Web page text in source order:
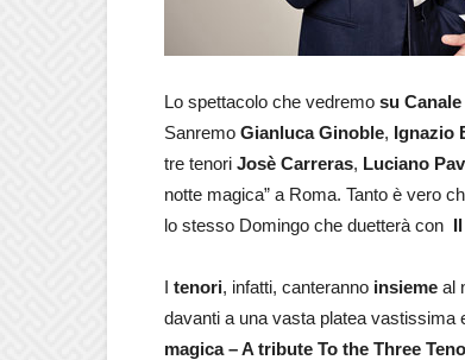
Lo spettacolo che vedremo su
Sanremo Gianluca Ginoble, Ignazio
tre tenori Josè Carreras, Luciano
notte magica” a Roma. Tanto è vero
lo stesso Domingo che duetterà con
I tenori, infatti, canteranno insieme al
davanti a una vasta platea vastissima
magica – A tribute To the Three